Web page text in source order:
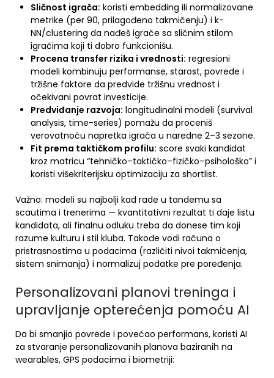
Sličnost igrača: koristi embedding ili normalizovane
metrike (per 90, prilagođeno takmičenju) i k-
NN/clustering da nađeš igrače sa sličnim stilom
igračima koji ti dobro funkcionišu.
Procena transfer rizika i vrednosti: regresioni
modeli kombinuju performanse, starost, povrede i
tržišne faktore da predvide tržišnu vrednost i
očekivani povrat investicije.
Predviđanje razvoja: longitudinalni modeli (survival
analysis, time-series) pomažu da proceniš
verovatnoću napretka igrača u naredne 2–3 sezone.
Fit prema taktičkom profilu: score svaki kandidat
kroz matricu “tehničko–taktičko–fizičko–psihološko” i
koristi višekriterijsku optimizaciju za shortlist.
Važno: modeli su najbolji kad rade u tandemu sa
scautima i trenerima — kvantitativni rezultat ti daje listu
kandidata, ali finalnu odluku treba da donese tim koji
razume kulturu i stil kluba. Takođe vodi računa o
pristrasnostima u podacima (različiti nivoi takmičenja,
sistem snimanja) i normalizuj podatke pre poređenja.
Personalizovani planovi treninga i
upravljanje opterećenja pomoću AI
Da bi smanjio povrede i povećao performans, koristi AI
za stvaranje personalizovanih planova baziranih na
wearables, GPS podacima i biometriji: